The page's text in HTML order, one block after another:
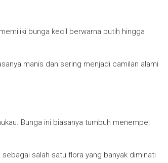
bunga kecil berwarna putih hingga
manis dan sering menjadi camilan alami
Bunga ini biasanya tumbuh menempel
salah satu flora yang banyak diminati